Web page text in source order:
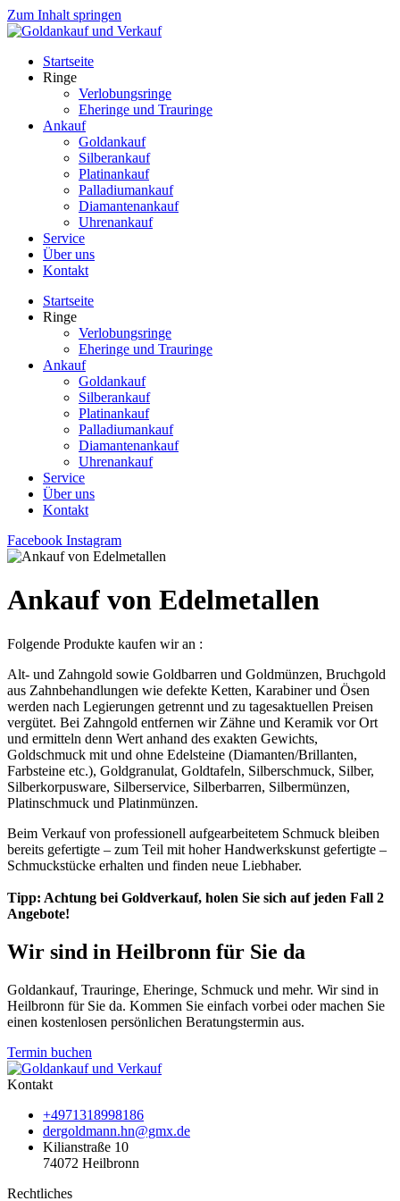
Zum Inhalt springen
Startseite
Ringe
Verlobungsringe
Eheringe und Trauringe
Ankauf
Goldankauf
Silberankauf
Platinankauf
Palladiumankauf
Diamantenankauf
Uhrenankauf
Service
Über uns
Kontakt
Startseite
Ringe
Verlobungsringe
Eheringe und Trauringe
Ankauf
Goldankauf
Silberankauf
Platinankauf
Palladiumankauf
Diamantenankauf
Uhrenankauf
Service
Über uns
Kontakt
Facebook Instagram
Ankauf von Edelmetallen
Folgende Produkte kaufen wir an :
Alt- und Zahngold sowie Goldbarren und Goldmünzen, Bruchgold
aus Zahnbehandlungen wie defekte Ketten, Karabiner und Ösen
werden nach Legierungen getrennt und zu tagesaktuellen Preisen
vergütet. Bei Zahngold entfernen wir Zähne und Keramik vor Ort
und ermitteln denn Wert anhand des exakten Gewichts,
Goldschmuck mit und ohne Edelsteine (Diamanten/Brillanten,
Farbsteine etc.), Goldgranulat, Goldtafeln, Silberschmuck, Silber,
Silberkorpusware, Silberservice, Silberbarren, Silbermünzen,
Platinschmuck und Platinmünzen.
Beim Verkauf von professionell aufgearbeitetem Schmuck bleiben
bereits gefertigte – zum Teil mit hoher Handwerkskunst gefertigte –
Schmuckstücke erhalten und finden neue Liebhaber.
Tipp: Achtung bei Goldverkauf, holen Sie sich auf jeden Fall 2
Angebote!
Wir sind in Heilbronn für Sie da
Goldankauf, Trauringe, Eheringe, Schmuck und mehr. Wir sind in
Heilbronn für Sie da. Kommen Sie einfach vorbei oder machen Sie
einen kostenlosen persönlichen Beratungstermin aus.
Termin buchen
Kontakt
+4971318998186
dergoldmann.hn@gmx.de
Kilianstraße 10
74072 Heilbronn
Rechtliches